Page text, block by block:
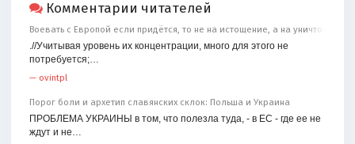
Комментарии читателей
Воевать с Европой если придётся, то не на истощение, а на уничтожение
.//Учитывая уровень их концентрации, много для этого не
потребуется;…
— ovintpl
Порог боли и архетип славянских склок: Польша и Украина
ПРОБЛЕМА УКРАИНЫ в том, что полезла туда, - в ЕС - где ее не
ждут и не…